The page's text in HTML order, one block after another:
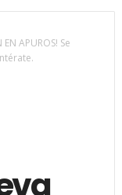
EN APUROS! Se